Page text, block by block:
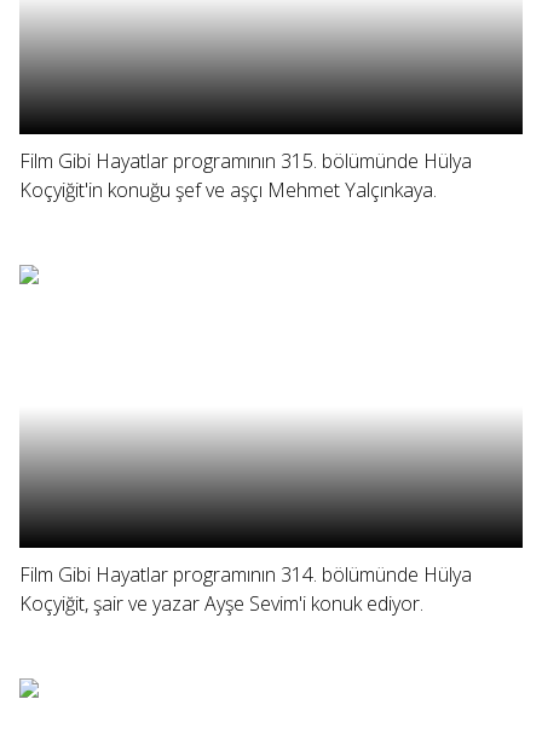
Film Gibi Hayatlar programının 315. bölümünde Hülya
Koçyiğit'in konuğu şef ve aşçı Mehmet Yalçınkaya.
Film Gibi Hayatlar programının 314. bölümünde Hülya
Koçyiğit, şair ve yazar Ayşe Sevim'i konuk ediyor.